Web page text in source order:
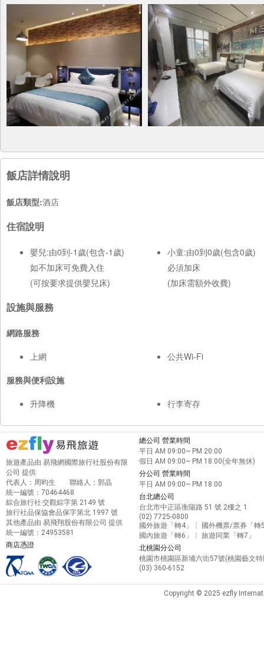
飯店詳情說明
飯店類型:酒店
住宿說明
嬰兒:由0到-1歲(包含-1歲)
如不加床可免費入住
(可按要求提供嬰兒床)
小童:由0到0歲(包含0歲)
必須加床
(加床需額外收費)
設施與服務
網路服務
上網
公共Wi-Fi
服務與便利設施
升降機
行李寄存